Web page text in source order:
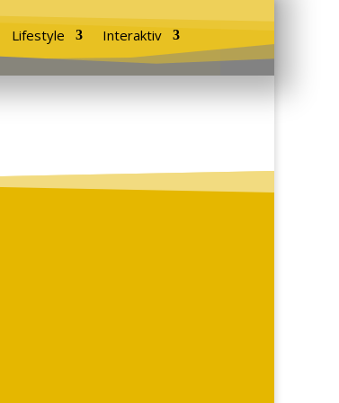
Lifestyle
Interaktiv